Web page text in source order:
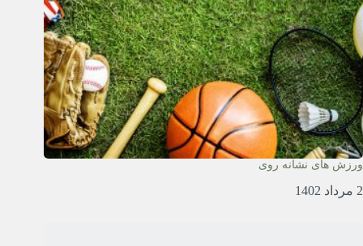
ورزش های نشانه روی
2 مرداد 1402